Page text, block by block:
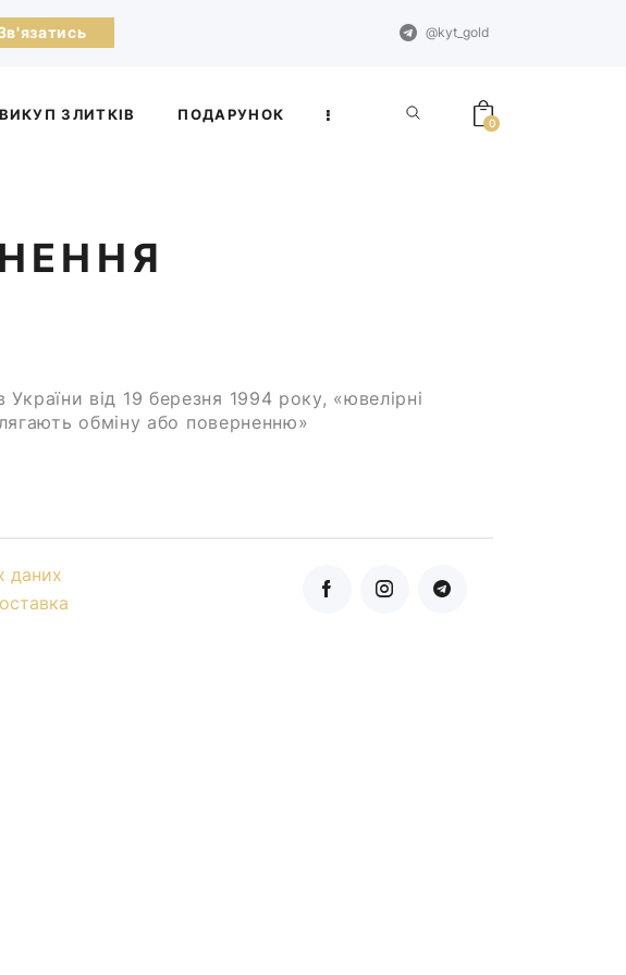
@kyt_gold
ВИКУП ЗЛИТКІВ ПОДАРУНОК
0
від 19 березня 1994 року, «ювелірні
обміну або поверненню»
даних